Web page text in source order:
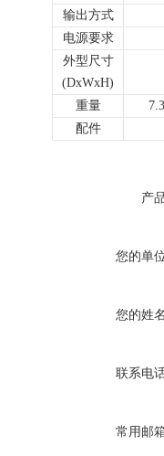
输出方式
电源要求
外型尺寸
(DxWxH)
重量
配件
产
您的单
您的姓
联系电
常用邮